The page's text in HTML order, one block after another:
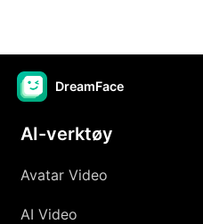
DreamFace
AI-verktøy
Avatar Video
AI Video